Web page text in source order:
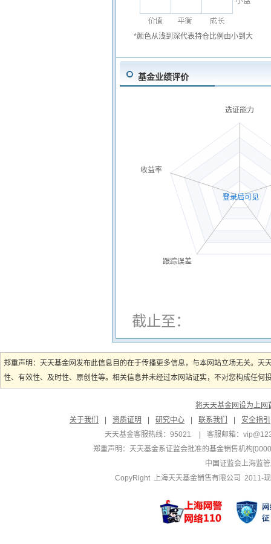
*颜色从浅到深代表持仓比例由小到大
基金业绩评价
选证能力
收益率
跟踪误差
登录后可见
截止至：
郑重声明：天天基金网发布此信息目的在于传播更多信息，与本网站立场无关。
性、有效性、及时性、原创性等。相关信息并未经过本网站证实，不对您构成任
将天天基金网设为上网
关于我们
资质证明 研究中心 联系我们
安全指引
天天基金客服热线：95021
客服邮箱：
郑重声明： 天天基金系证监会批准的基金销售机构
中国证监会上海监
CopyRight 上海天天基金销售有限公司 2011-